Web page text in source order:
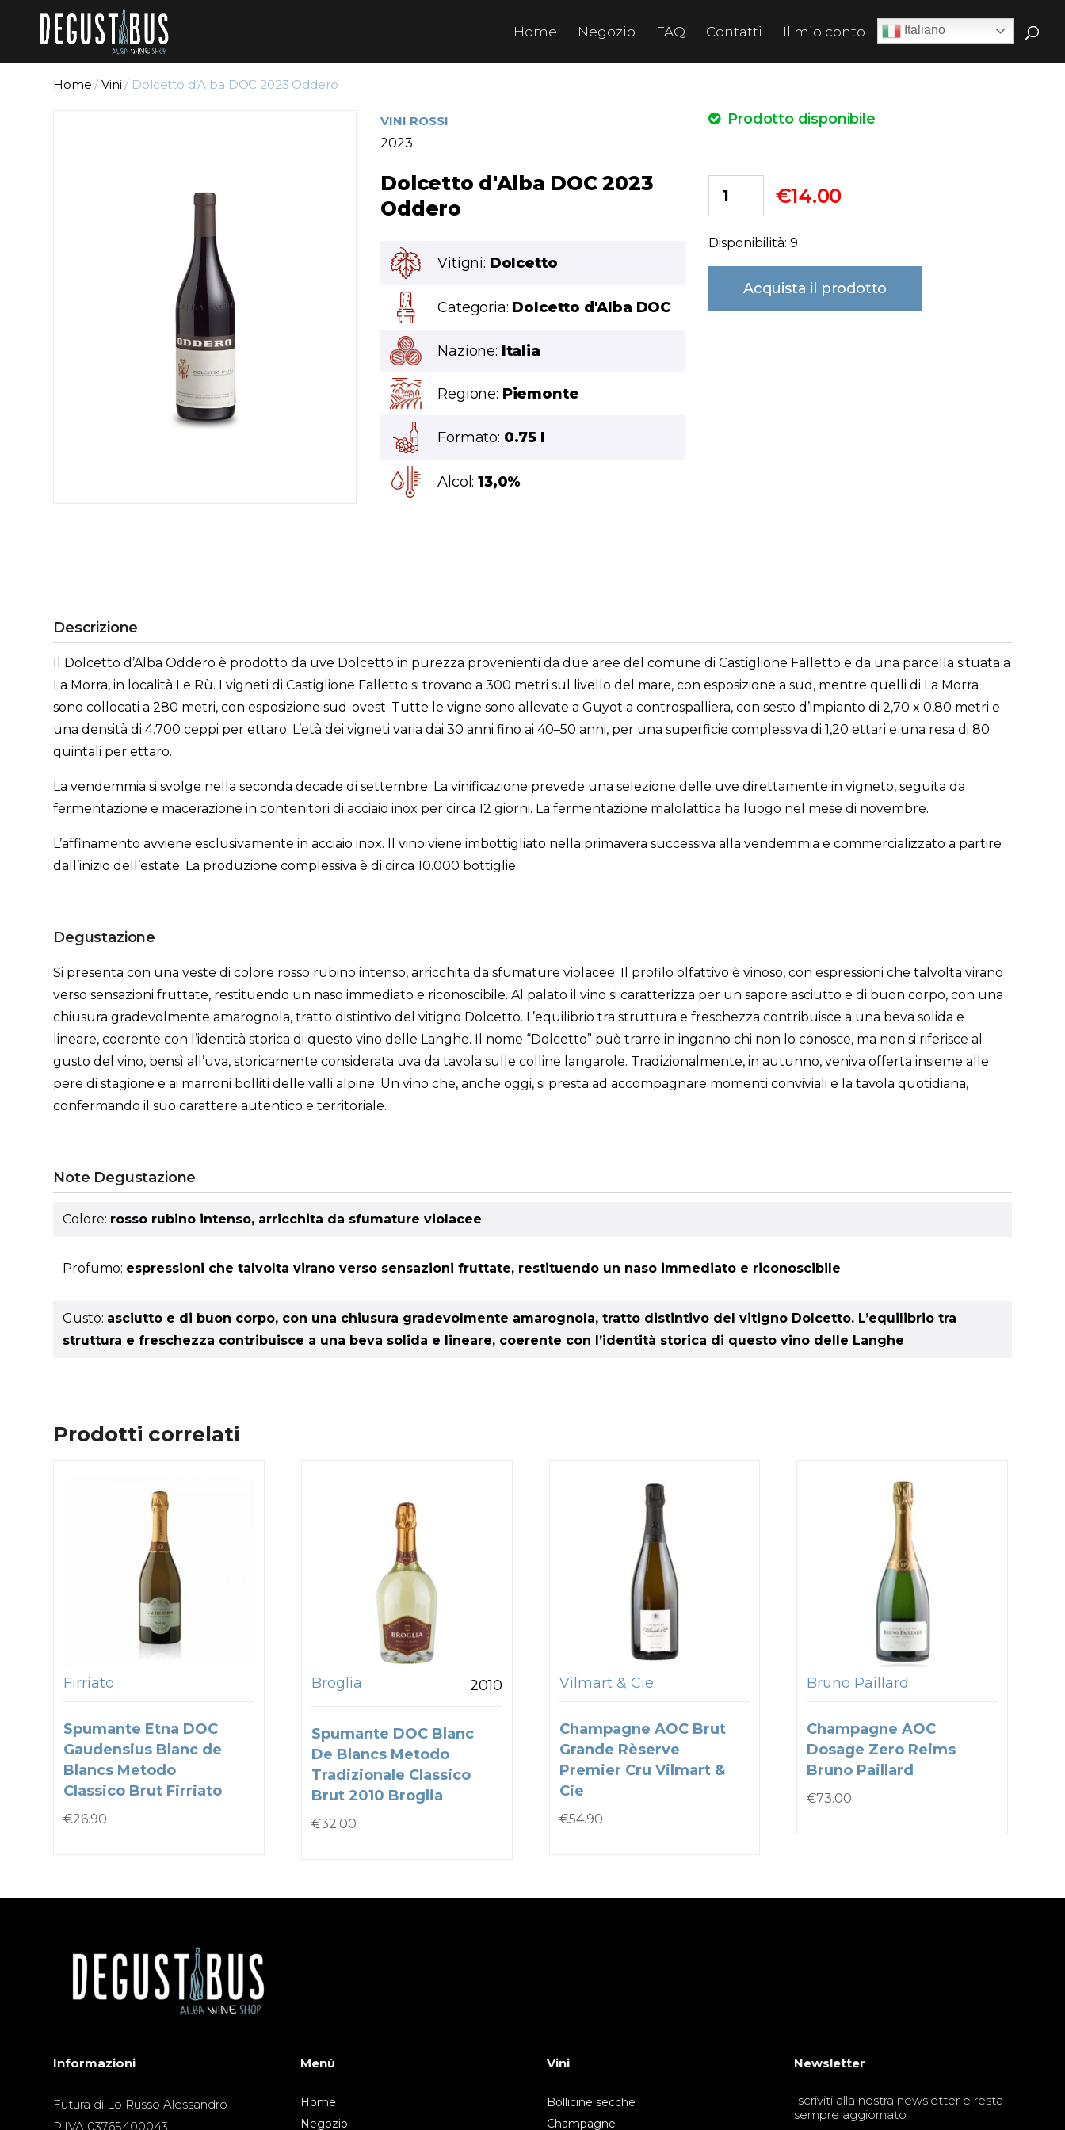
Home Negozio FAQ Contatti Il mio conto
Home /Vini / Dolcetto d’Alba DOC 2023 Oddero
VINI ROSSI
2023
Dolcetto d'Alba DOC 2023
Oddero
Vitigni: Dolcetto
Categoria: Dolcetto d'Alba DOC
Nazione: Italia
Regione: Piemonte
Formato: 0.75 l
Alcol:13,0%
Prodotto disponibile
€14.00
Disponibilità: 9
Acquista il prodotto
Descrizione
Il Dolcetto d’Alba Oddero è prodotto da uve Dolcetto in purezza provenienti da due aree del comune di Castiglione Falletto e da una parcella situata a
La Morra, in località Le Rù. I vigneti di Castiglione Falletto si trovano a 300 metri sul livello del mare, con esposizione a sud, mentre quelli di La Morra
sono collocati a 280 metri, con esposizione sud-ovest. Tutte le vigne sono allevate a Guyot a controspalliera, con sesto d’impianto di 2,70 x 0,80 metri e
una densità di 4.700 ceppi per ettaro. L’età dei vigneti varia dai 30 anni fino ai 40–50 anni, per una superficie complessiva di 1,20 ettari e una resa di 80
quintali per ettaro.
La vendemmia si svolge nella seconda decade di settembre. La vinificazione prevede una selezione delle uve direttamente in vigneto, seguita da
fermentazione e macerazione in contenitori di acciaio inox per circa 12 giorni. La fermentazione malolattica ha luogo nel mese di novembre.
L’affinamento avviene esclusivamente in acciaio inox. Il vino viene imbottigliato nella primavera successiva alla vendemmia e commercializzato a partire
dall’inizio dell’estate. La produzione complessiva è di circa 10.000 bottiglie.
Degustazione
Si presenta con una veste di colore rosso rubino intenso, arricchita da sfumature violacee. Il profilo olfattivo è vinoso, con espressioni che talvolta virano
verso sensazioni fruttate, restituendo un naso immediato e riconoscibile. Al palato il vino si caratterizza per un sapore asciutto e di buon corpo, con una
chiusura gradevolmente amarognola, tratto distintivo del vitigno Dolcetto. L’equilibrio tra struttura e freschezza contribuisce a una beva solida e
lineare, coerente con l’identità storica di questo vino delle Langhe. Il nome “Dolcetto” può trarre in inganno chi non lo conosce, ma non si riferisce al
gusto del vino, bensì all’uva, storicamente considerata uva da tavola sulle colline langarole. Tradizionalmente, in autunno, veniva offerta insieme alle
pere di stagione e ai marroni bolliti delle valli alpine. Un vino che, anche oggi, si presta ad accompagnare momenti conviviali e la tavola quotidiana,
confermando il suo carattere autentico e territoriale.
Note Degustazione
Colore: rosso rubino intenso, arricchita da sfumature violacee
Profumo: espressioni che talvolta virano verso sensazioni fruttate, restituendo un naso immediato e riconoscibile
Gusto: asciutto e di buon corpo, con una chiusura gradevolmente amarognola, tratto distintivo del vitigno Dolcetto. L’equilibrio tra
struttura e freschezza contribuisce a una beva solida e lineare, coerente con l’identità storica di questo vino delle Langhe
Prodotti correlati
Firriato
Spumante Etna DOC
Gaudensius Blanc de
Blancs Metodo
Classico Brut Firriato
€26.90
Broglia 2010
Spumante DOC Blanc
De Blancs Metodo
Tradizionale Classico
Brut 2010 Broglia
€32.00
Vilmart & Cie
Champagne AOC Brut
Grande Rèserve
Premier Cru Vilmart &
Cie
€54.90
Bruno Paillard
Champagne AOC
Dosage Zero Reims
Bruno Paillard
€73.00
Informazioni
Futura di Lo Russo Alessandro
P.IVA 03765400043
Menù
Home
Negozio
Vini
Bollicine secche
Champagne
Newsletter
Iscriviti alla nostra newsletter e resta
sempre aggiornato
Italiano